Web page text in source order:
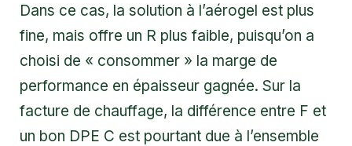
Dans ce cas, la solution à l’aérogel est plus
fine, mais offre un R plus faible, puisqu’on a
choisi de « consommer » la marge de
performance en épaisseur gagnée. Sur la
facture de chauffage, la différence entre F et
un bon DPE C est pourtant due à l’ensemble